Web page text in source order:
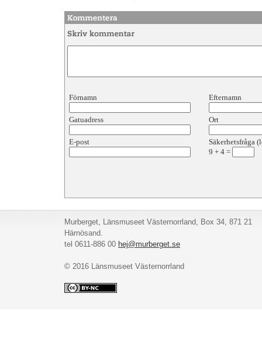
Förnamn Efternamn
Gatuadress Ort
E-post
Säkerhetsfråga
9 + 4 =
Murberget, Länsmuseet Västernorrland, Box 34, 871 21
Härnösand.
tel 0611-886 00 hej@murberget.se
© 2016 Länsmuseet Västernorrland